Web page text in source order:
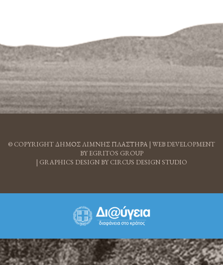
© COPYRIGHT ΔΗΜΟΣ ΛΙΜΝΗΣ ΠΛΑΣΤΗΡΑ | WEB DEVELOPMENT
BY EGRITOS GROUP
| GRAPHICS DESIGN BY CIRCUS DESIGN STUDIO